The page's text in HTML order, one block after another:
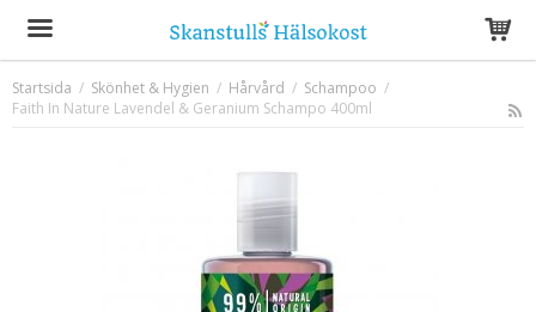
Produkten har blivit tillagd i varukorgen
Startsida / Skönhet & Hygien / Hårvård / Schampoo /
Faith In Nature Lavendel & Geranium Schampo 400ml